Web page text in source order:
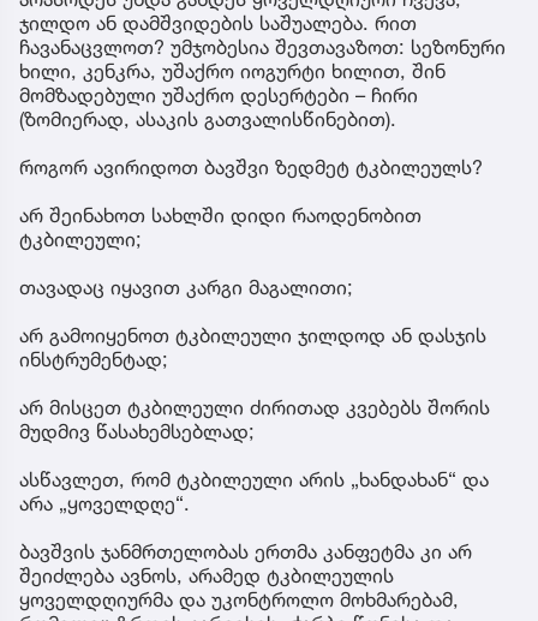
„ტკბილეული ბავშვების ცხოვრებაში ერთ-ერთი
ყველაზე საკამათო თემაა. რეალობა ისაა, რომ მისი
სრულად აკრძალვა ხშირად არც შესაძლებელია და
არც ყოველთვის ეფექტურია. ბევრად უფრო
მნიშვნელოვანია, ბავშვმა ტკბილეულთან ჯანსაღი
დამოკიდებულება ისწავლოს. სასურველია, შაქარი
2 წლამდე საერთოდ არ შევთავაზოთ. ამ ასაკამდე
ბავშვს ყველა საჭირო ენერგია და საკვები
ნივთიერება ბუნებრივი პროდუქტებიდან უნდა
მიიღოს. 2 წლის შემდეგ ტკბილეული შეიძლება,
მაგრამ იშვიათად და მცირე რაოდენობით. ის
არასოდეს უნდა გახდეს ყოველდღიური ჩვევა,
ჯილდო ან დამშვიდების საშუალება. რით
ჩავანაცვლოთ? უმჯობესია შევთავაზოთ: სეზონური
ხილი, კენკრა, უშაქრო იოგურტი ხილით, შინ
მომზადებული უშაქრო დესერტები – ჩირი
(ზომიერად, ასაკის გათვალისწინებით).
როგორ ავირიდოთ ბავშვი ზედმეტ ტკბილეულს?
არ შეინახოთ სახლში დიდი რაოდენობით
ტკბილეული;
თავადაც იყავით კარგი მაგალითი;